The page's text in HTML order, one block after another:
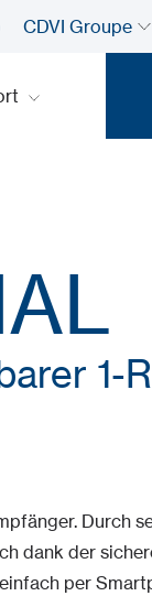
CDVI Groupe
1-
Durch
dank der
per